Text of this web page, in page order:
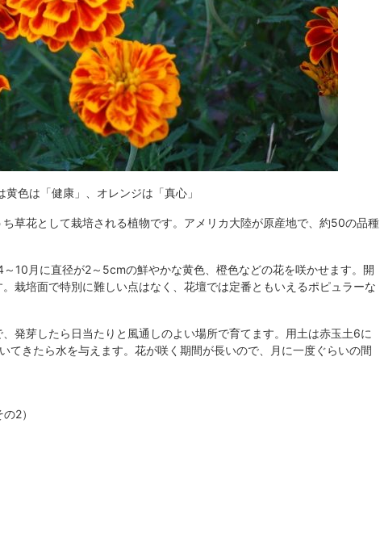
黄色は「健康」、オレンジは「真心」
草花として栽培される植物です。アメリカ大陸が原産地で、約50の品種
10月に直径が2～5cmの鮮やかな黄色、橙色などの花を咲かせます。開
栽培面で特別に難しい点はなく、花壇では定番ともいえるポピュラーな
発芽したら日当たりと風通しのよい場所で育てます。用土は赤玉土6に
てきたら水を与えます。花が咲く期間が長いので、月に一度ぐらいの間